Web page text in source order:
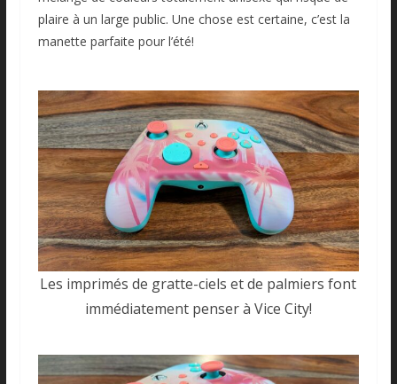
plaire à un large public. Une chose est certaine, c’est la
manette parfaite pour l’été!
Les imprimés de gratte-ciels et de palmiers font
immédiatement penser à Vice City!